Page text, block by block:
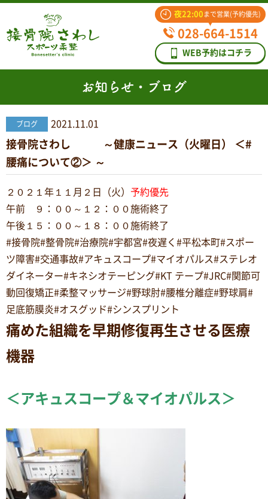
夜22:00 まで営業(予約優先)
028-664-1514
WEB予約はコチラ
お知らせ・ブログ
ブログ 2021.11.01
接骨院さわし ～健康ニュース（火曜日） ＜#
腰痛について②＞ ～
２０２１年１１月２日（火） 予約優先
午前 ９：００～１２：００施術終了
午後１５：００～１８：００施術終了
#接骨院#整骨院#治療院#宇都宮#夜遅く#平松本町#スポー
ツ障害#交通事故#アキュスコープ#マイオパルス#ステレオ
ダイネーター#キネシオテーピング#KT テープ#JRC#関節可
動回復矯正#柔整マッサージ#野球肘#腰椎分離症#野球肩#
足底筋膜炎#オスグッド#シンスプリント
痛めた組織を早期修復再生させる医療
機器
＜アキュスコープ＆マイオパルス＞